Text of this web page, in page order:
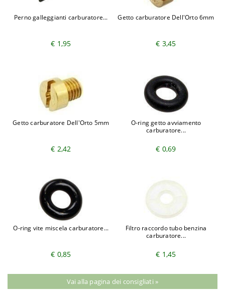
Perno galleggianti carburatore...
€ 1,95
Getto carburatore Dell'Orto 6mm
€ 3,45
Getto carburatore Dell'Orto 5mm
€ 2,42
O-ring getto avviamento
carburatore...
€ 0,69
O-ring vite miscela carburatore...
€ 0,85
Filtro raccordo tubo benzina
carburatore...
€ 1,45
Vai alla pagina dei consigliati »